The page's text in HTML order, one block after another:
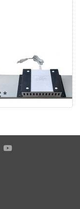
Träger mit
Ladebuchsen
*